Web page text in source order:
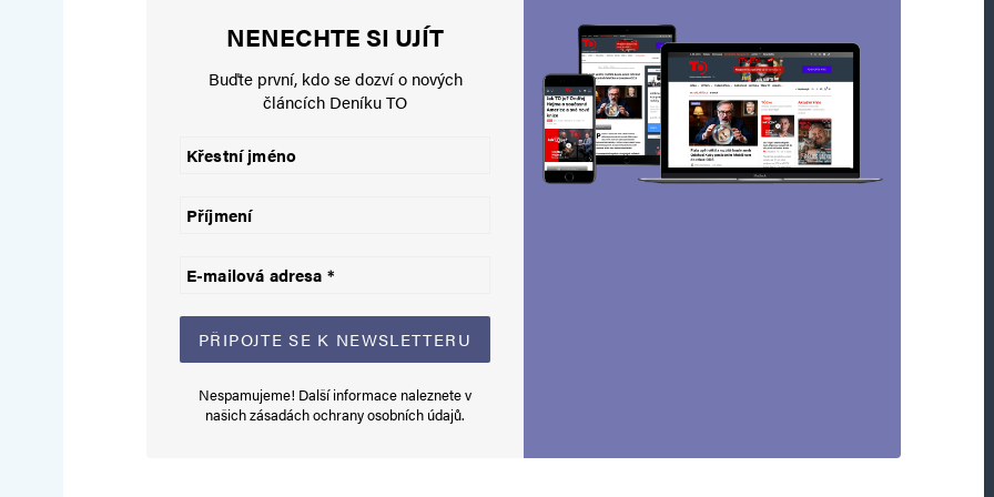
hloubal
10. 3. 2024 (17:09)
pohan, křesťan, muslim, kabalista, satanista, ateista, sodomita, ateista….jsme
všichni jedna velká pomatená lidská rodina. mluvit o realitě v relativním světě je
demagogie. kvantový svět vylučuje jakoukoliv identifikaci. pravda je, že celý
důkaz je jednoduchý. pokud si uvědomujete tělo a mysl tak jsou to objekty. vaše
iluze spočívá v tom, že mysl a tělo považujete za subjekt, myslíte si, tomu se říká
ego a superego….
Odpovědět
NENECHTE SI UJÍT
Buďte první, kdo se dozví o nových
článcích Deníku TO
Nespamujeme! Další informace naleznete v
našichzásadách ochrany osobních údajů.